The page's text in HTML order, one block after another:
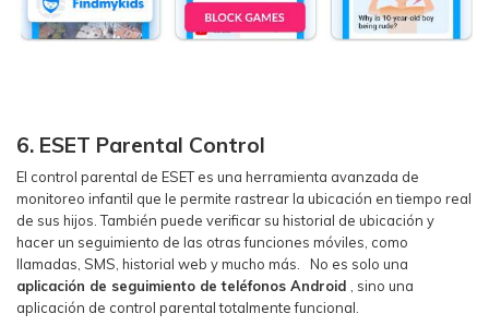
6. ESET Parental Control
El control parental de ESET es una herramienta avanzada de
monitoreo infantil que le permite rastrear la ubicación en tiempo real
de sus hijos. También puede verificar su historial de ubicación y
hacer un seguimiento de las otras funciones móviles, como
llamadas, SMS, historial web y mucho más. No es solo una
aplicación de seguimiento de teléfonos Android
, sino una
aplicación de control parental totalmente funcional.